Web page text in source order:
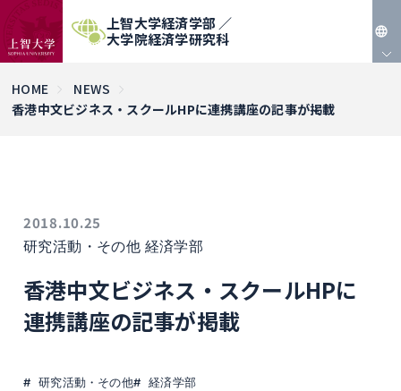
上智大学経済学部 ／
大学院経済学研究科
HOME
NEWS
香港中文ビジネス・スクールHPに連携講座の記事が掲載
2018.10.25
研究活動・その他 経済学部
香港中文ビジネス・スクールHPに
連携講座の記事が掲載
研究活動・その他 経済学部